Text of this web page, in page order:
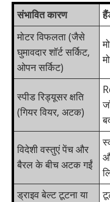
संभावित कारण
मोटर विफलता (जैसे
घुमावदार शॉर्ट सर्किट,
ओपन सर्किट)
स्पीड रिड्यूसर क्षति
(गियर वियर, अटक)
विदेशी वस्तुएं पेंच और
बैरल के बीच अटक गईं
ड्राइव बेल्ट टूटना या